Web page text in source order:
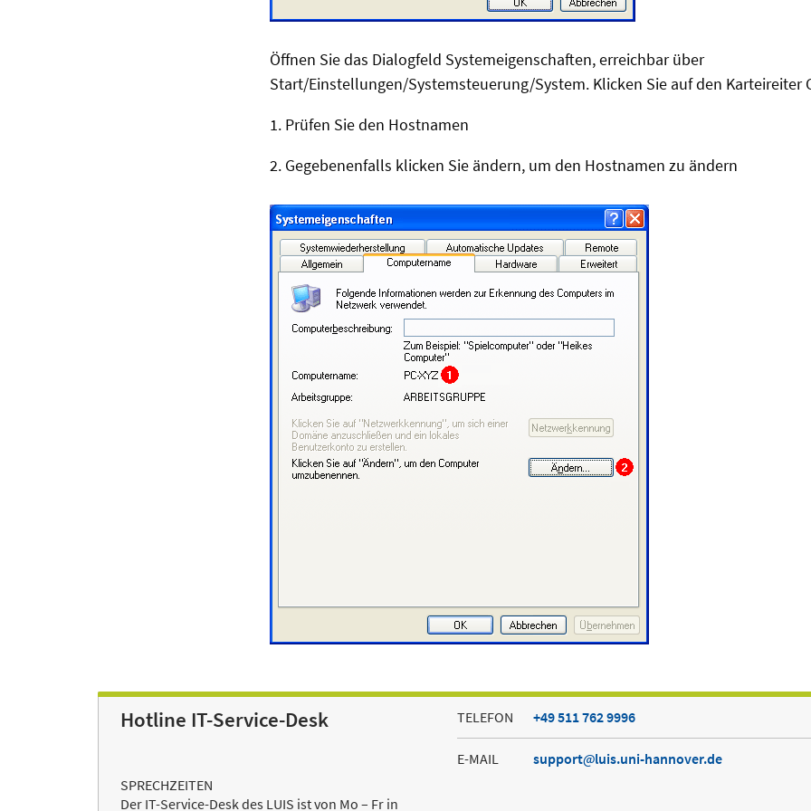
Öffnen Sie das Dialogfeld Systemeigenschaften, erreichbar über
Start/Einstellungen/Systemsteuerung/System. Klicken Sie auf den Karteireiter
1. Prüfen Sie den Hostnamen
2. Gegebenenfalls klicken Sie ändern, um den Hostnamen zu ändern
Hotline IT-Service-Desk
SPRECHZEITEN
Der IT-Service-Desk des LUIS ist von Mo – Fr in
TELEFON +49 511 762 9996
E-MAIL support luis.uni-hannover.de